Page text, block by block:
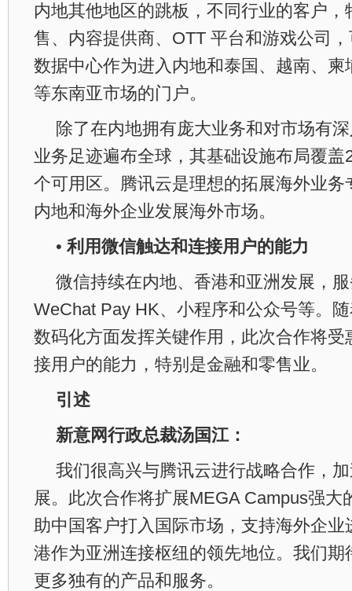
内地其他地区的跳板，不同行业的客户，
售、内容提供商、OTT 平台和游戏公司
数据中心作为进入内地和泰国、越南、柬
等东南亚市场的门户。
除了在内地拥有庞大业务和对市场有
业务足迹遍布全球，其基础设施布局覆盖
个可用区。腾讯云是理想的拓展海外业务
内地和海外企业发展海外市场。
• 利用微信触达和连接用户的能力
微信持续在内地、香港和亚洲发展，
WeChat Pay HK、小程序和公众号等。
数码化方面发挥关键作用，此次合作将受
接用户的能力，特别是金融和零售业。
引述
新意网行政总裁汤国江：
我们很高兴与腾讯云进行战略合作，
展。此次合作将扩展MEGA Campus强大
助中国客户打入国际市场，支持海外企业
港作为亚洲连接枢纽的领先地位。我们期
更多独有的产品和服务。